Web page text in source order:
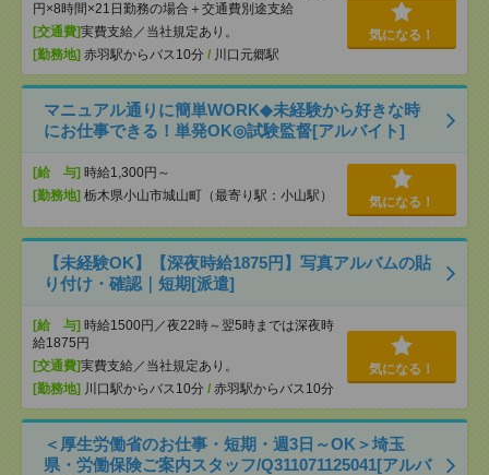
円×8時間×21日勤務の場合＋交通費別途支給
[交通費]実費支給／当社規定あり。
[勤務地] 赤羽駅からバス10分 / 川口元郷駅
気になる！
マニュアル通りに簡単WORK◆未経験から好きな時
にお仕事できる！単発OK◎試験監督[アルバイト]
[給 与] 時給1,300円～
[勤務地] 栃木県小山市城山町（最寄り駅：小山駅） 気になる！
【未経験OK】【深夜時給1875円】写真アルバムの貼
り付け・確認｜短期[派遣]
[給 与] 時給1500円／夜22時～翌5時までは深夜時
給1875円
[交通費]実費支給／当社規定あり。
[勤務地] 川口駅からバス10分 / 赤羽駅からバス10分
気になる！
＜厚生労働省のお仕事・短期・週3日～OK＞埼玉
県・労働保険ご案内スタッフ/Q311071125041[アルバ